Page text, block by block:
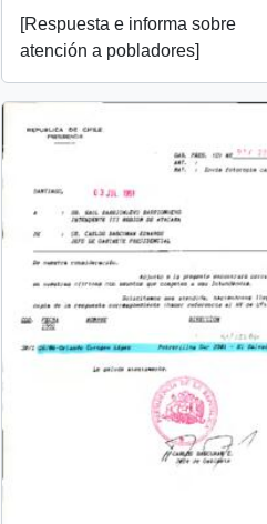
[Respuesta e informa sobre
atención a pobladores]